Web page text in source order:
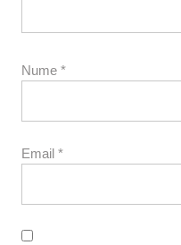
Nume *
Email *